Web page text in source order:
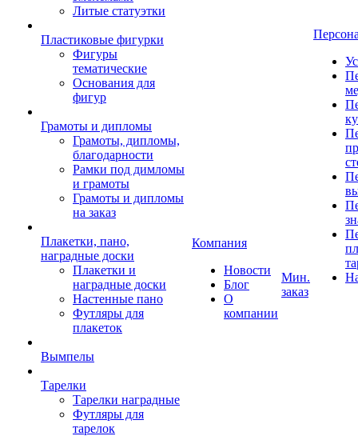
Литые статуэтки
Пластиковые фигурки
Фигуры
тематические
Основания для
фигур
Грамоты и дипломы
Грамоты, дипломы,
благодарности
Рамки под димломы
и грамоты
Грамоты и дипломы
на заказ
Плакетки, пано,
наградные доски
Плакетки и
наградные доски
Настенные пано
Футляры для
плакеток
Вымпелы
Тарелки
Тарелки наградные
Футляры для
тарелок
Компания
Новости
Блог
О
компании
Мин.
заказ